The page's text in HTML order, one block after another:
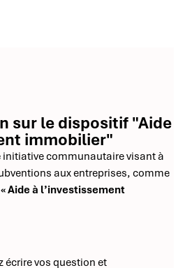
sur le dispositif "Aide
immobilier"
communautaire visant à
aux entreprises, comme
Aide à l’investissement
écrire vos question et